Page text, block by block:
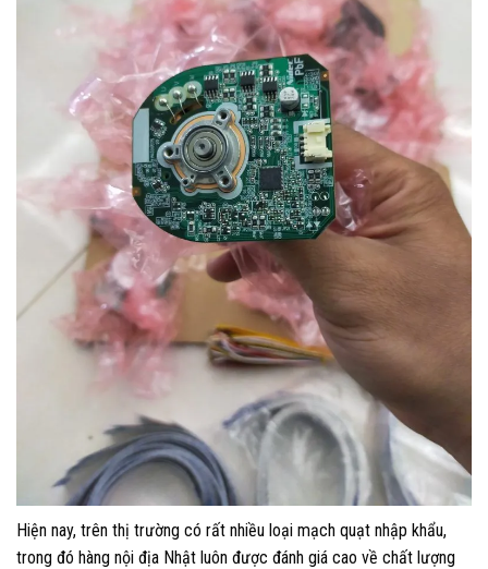
Hiện nay, trên thị trường có rất nhiều loại mạch quạt nhập khẩu,
trong đó hàng nội địa Nhật luôn được đánh giá cao về chất lượng